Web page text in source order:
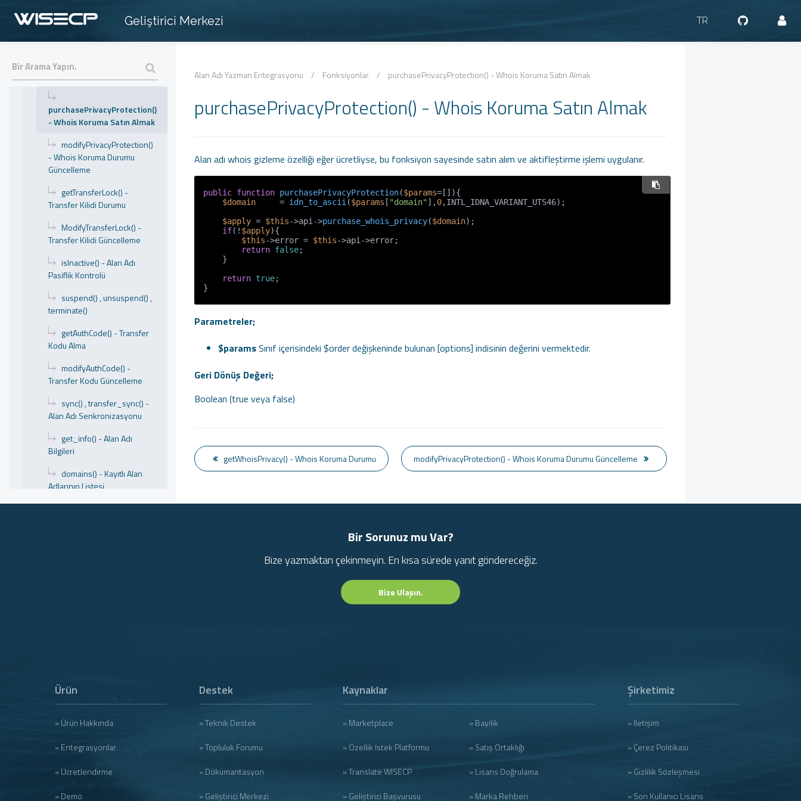
Geliştirici Merkezi TR
ModifyWhois() - Whois
Güncelleme
getWhoisPrivacy() - Whois
Koruma Durumu
purchasePrivacyProtection()
- Whois Koruma Satın Almak
modifyPrivacyProtection()
- Whois Koruma Durumu
Güncelleme
getTransferLock() -
Transfer Kilidi Durumu
ModifyTransferLock() -
Transfer Kilidi Güncelleme
isInactive() - Alan Adı
Pasiflik Kontrolü
suspend() , unsuspend() ,
terminate()
getAuthCode() - Transfer
Kodu Alma
modifyAuthCode() -
Transfer Kodu Güncelleme
sync() , transfer_sync() -
Alan Adı Senkronizasyonu
get_info() - Alan Adı
Bilgileri
domains() - Kayıtlı Alan
Adlarının Listesi
» SMS Servis Modülü Geliştirme
Alan Adı Yazman Entegrasyonu / Fonksiyonlar / purchasePrivacyProtection() - Whois Koruma Satın Almak
purchasePrivacyProtection() - Whois Koruma Satın Almak
Alan adı whois gizleme özelliği eğer ücretliyse, bu fonksiyon sayesinde satın alım ve aktifleştirme işlemi uygulanır.
public function purchasePrivacyProtection($params=[] ){
$domain
     =
idn_to_ascii ($params [ "domain"],0,INTL_IDNA_VARIANT_UTS46);
$apply = $this->api->purchase_whois_privacy($domain);
if(! $apply){
$this->error = $this->api->error;
return false;
return true;
Parametreler;
$paramsSınıf içerisindeki $order değişkeninde bulunan [options] indisinin değerini vermektedir.
Geri Dönüş Değeri;
Boolean (true veya false)
getWhoisPrivacy() - Whois Koruma Durumu modifyPrivacyProtection() - Whois Koruma Durumu Güncelleme
Bir Sorunuz mu Var?
Bize yazmaktan çekinmeyin. En kısa sürede yanıt göndereceğiz.
Bize Ulaşın.
Ürün
» Ürün Hakkında
» Entegrasyonlar
» Ücretlendirme
» Demo
Destek
» Teknik Destek
» Topluluk Forumu
» Dökümantasyon
» Geliştirici Merkezi
Kaynaklar
» Marketplace
» Özellik İstek Platformu
» Translate WISECP
» Geliştirici Başvurusu
» Bayilik
» Satış Ortaklığı
» Lisans Doğrulama
» Marka Rehberi
Şirketimiz
» İletişim
» Çerez Politikası
» Gizlilik Sözleşmesi
» Son Kullanıcı Lisans